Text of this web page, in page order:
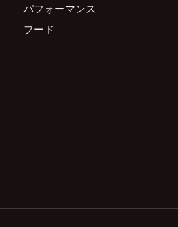
パフォーマンス
フード